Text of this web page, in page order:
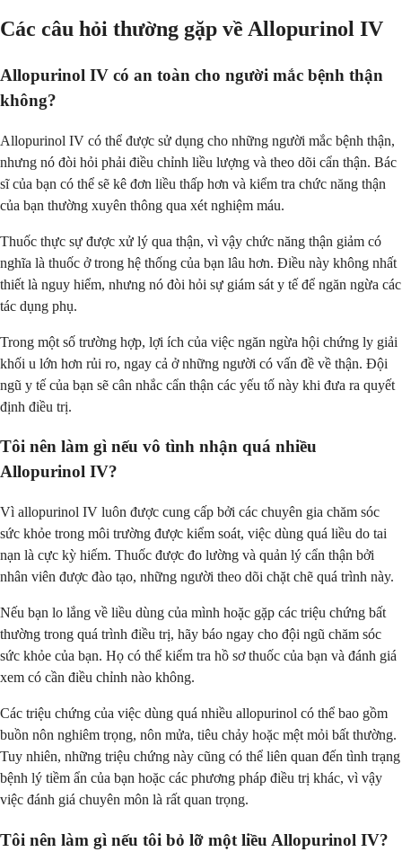
Các câu hỏi thường gặp về Allopurinol IV
Allopurinol IV có an toàn cho người mắc bệnh thận
không?
Allopurinol IV có thể được sử dụng cho những người mắc bệnh thận,
nhưng nó đòi hỏi phải điều chỉnh liều lượng và theo dõi cẩn thận. Bác
sĩ của bạn có thể sẽ kê đơn liều thấp hơn và kiểm tra chức năng thận
của bạn thường xuyên thông qua xét nghiệm máu.
Thuốc thực sự được xử lý qua thận, vì vậy chức năng thận giảm có
nghĩa là thuốc ở trong hệ thống của bạn lâu hơn. Điều này không nhất
thiết là nguy hiểm, nhưng nó đòi hỏi sự giám sát y tế để ngăn ngừa các
tác dụng phụ.
Trong một số trường hợp, lợi ích của việc ngăn ngừa hội chứng ly giải
khối u lớn hơn rủi ro, ngay cả ở những người có vấn đề về thận. Đội
ngũ y tế của bạn sẽ cân nhắc cẩn thận các yếu tố này khi đưa ra quyết
định điều trị.
Tôi nên làm gì nếu vô tình nhận quá nhiều
Allopurinol IV?
Vì allopurinol IV luôn được cung cấp bởi các chuyên gia chăm sóc
sức khỏe trong môi trường được kiểm soát, việc dùng quá liều do tai
nạn là cực kỳ hiếm. Thuốc được đo lường và quản lý cẩn thận bởi
nhân viên được đào tạo, những người theo dõi chặt chẽ quá trình này.
Nếu bạn lo lắng về liều dùng của mình hoặc gặp các triệu chứng bất
thường trong quá trình điều trị, hãy báo ngay cho đội ngũ chăm sóc
sức khỏe của bạn. Họ có thể kiểm tra hồ sơ thuốc của bạn và đánh giá
xem có cần điều chỉnh nào không.
Các triệu chứng của việc dùng quá nhiều allopurinol có thể bao gồm
buồn nôn nghiêm trọng, nôn mửa, tiêu chảy hoặc mệt mỏi bất thường.
Tuy nhiên, những triệu chứng này cũng có thể liên quan đến tình trạng
bệnh lý tiềm ẩn của bạn hoặc các phương pháp điều trị khác, vì vậy
việc đánh giá chuyên môn là rất quan trọng.
Tôi nên làm gì nếu tôi bỏ lỡ một liều Allopurinol IV?